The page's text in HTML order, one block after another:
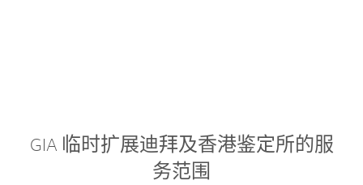
GIA 临时扩展迪拜及香港鉴定所的服
务范围